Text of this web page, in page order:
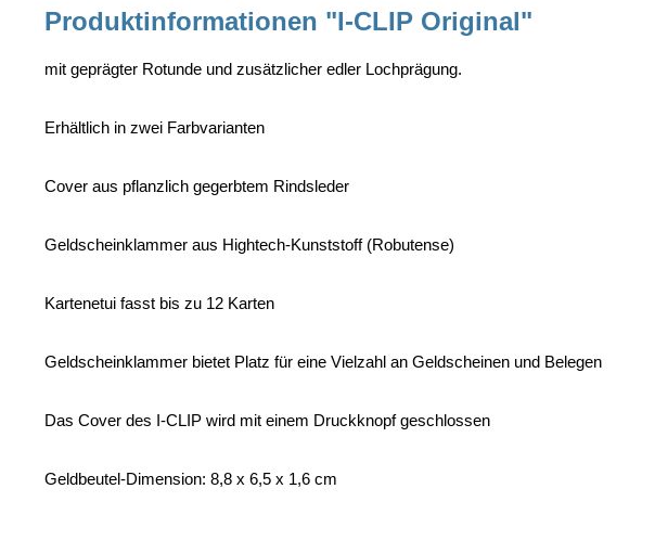
Produktinformationen "I-CLIP Original"
mit geprägter Rotunde und zusätzlicher edler Lochprägung.
Erhältlich in zwei Farbvarianten
Cover aus pflanzlich gegerbtem Rindsleder
Geldscheinklammer aus Hightech-Kunststoff (Robutense)
Kartenetui fasst bis zu 12 Karten
Geldscheinklammer bietet Platz für eine Vielzahl an Geldscheinen und Belegen
Das Cover des I-CLIP wird mit einem Druckknopf geschlossen
Geldbeutel-Dimension: 8,8 x 6,5 x 1,6 cm